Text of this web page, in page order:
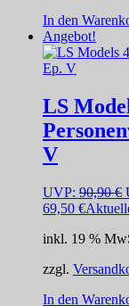
In den
Angebot!
LS
V
UVP: 90,90€
69,50 €
inkl. 19 %
zzgl.
In den